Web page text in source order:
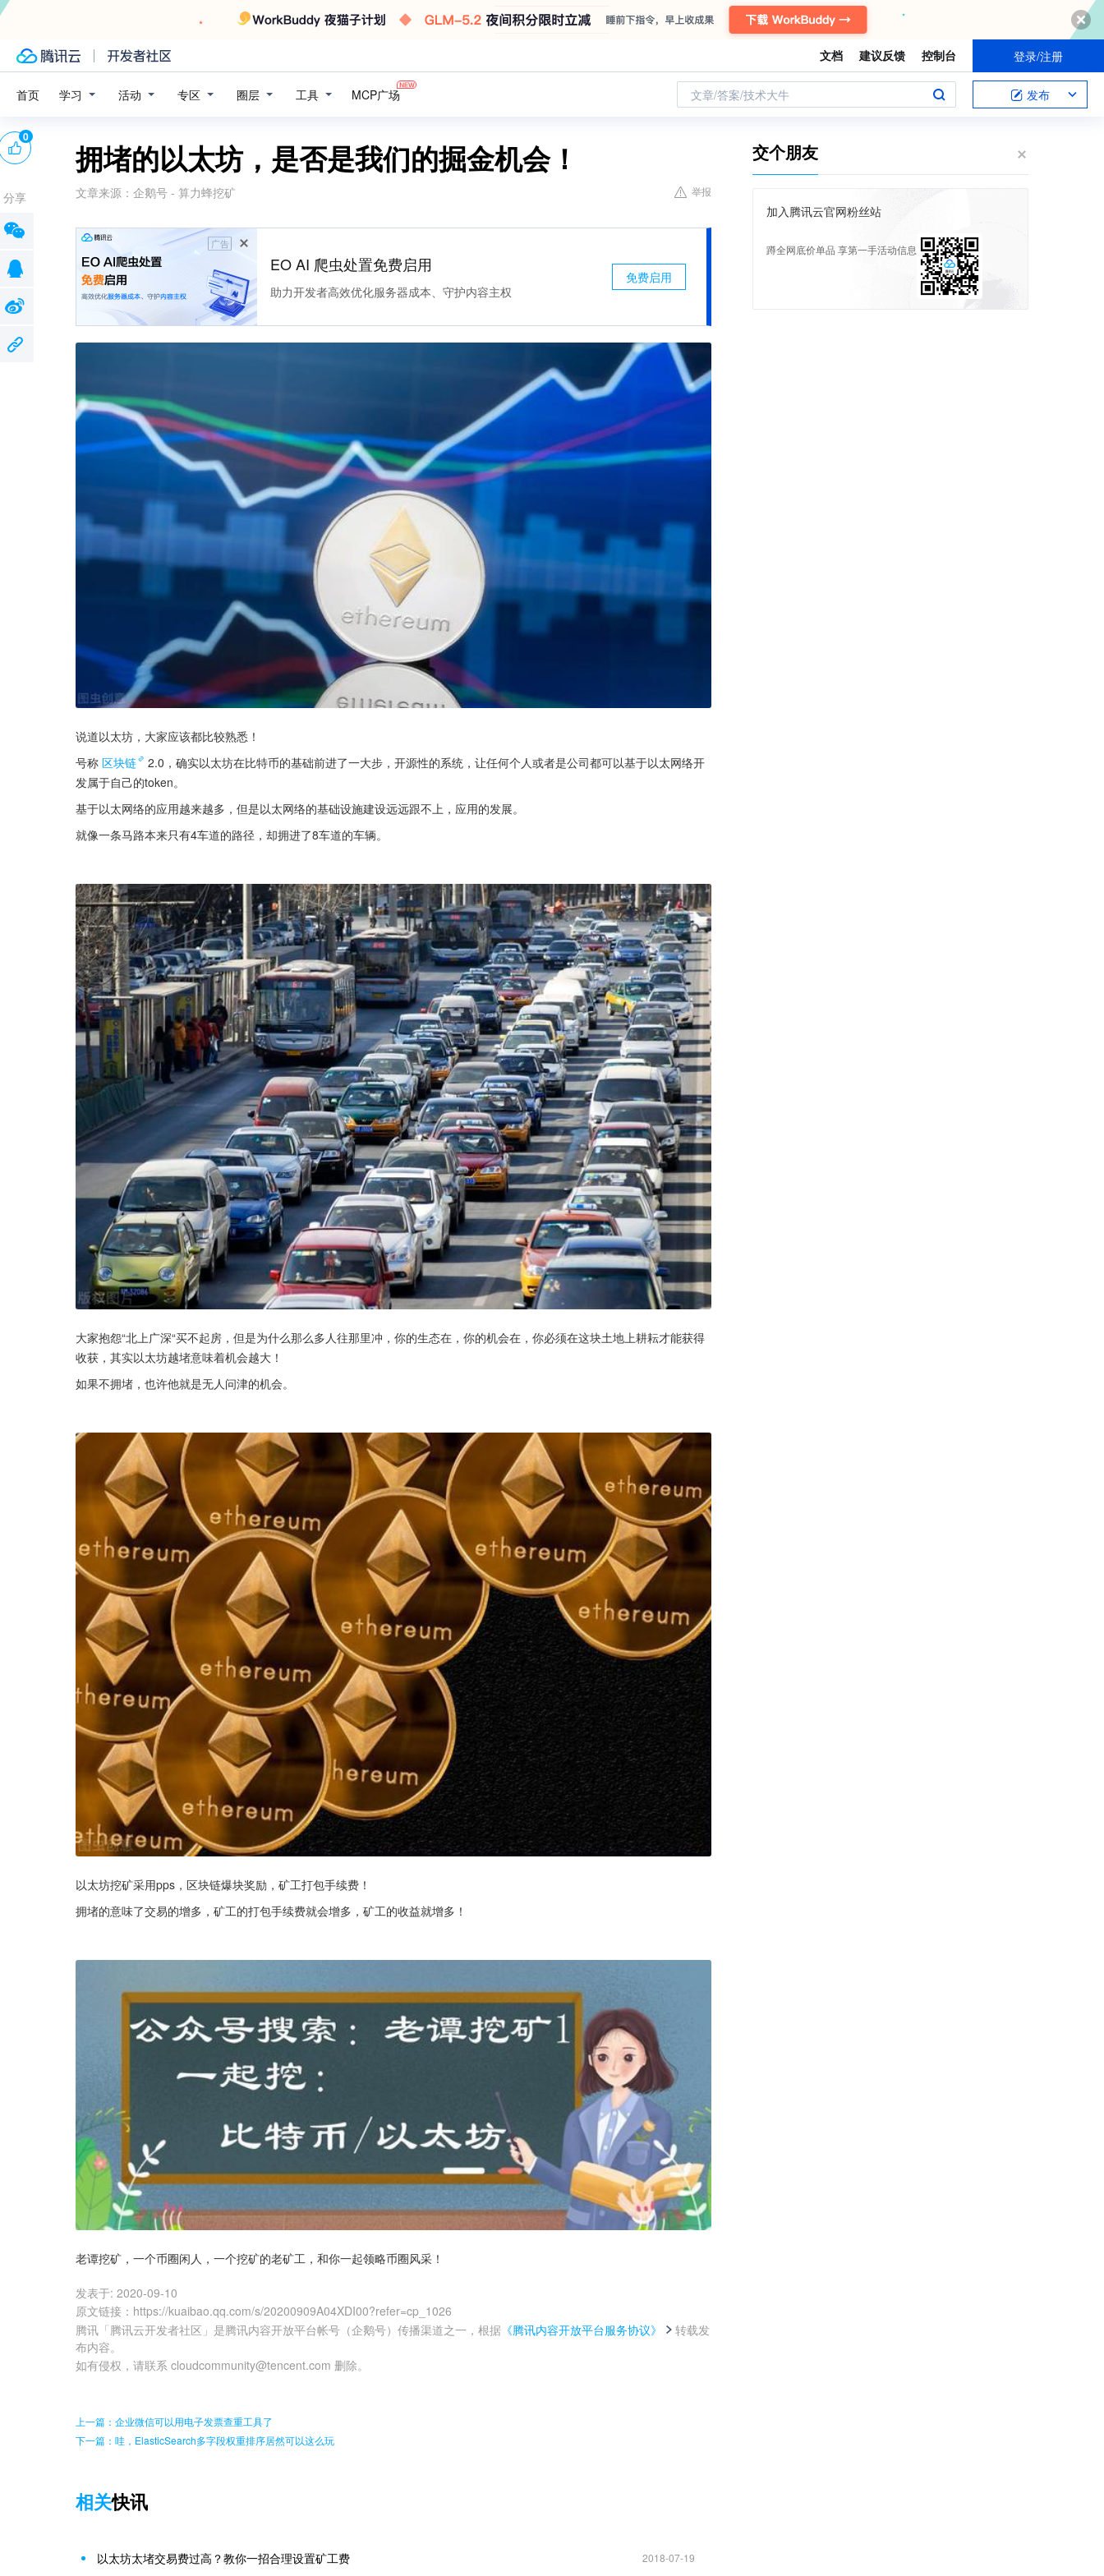
文档 建议反馈 控制台 登录/注册
首页 学习 活动 专区 圈层 工具 MCP广场 文章/答案/技术大牛 发布
拥堵的以太坊，是否是我们的掘金机会！
文章来源： 企鹅号 - 算力蜂挖矿 举报
广告
EO AI 爬虫处置免费启用
助力开发者高效优化服务器成本、守护内容主权
免费启用
说道以太坊，大家应该都比较熟悉！
号称 区块链
2.0，确实以太坊在比特币的基础前进了一大步，开源性的系统，让任何个人或者是公司都可以基于以太网络开
发属于自己的token。
基于以太网络的应用越来越多，但是以太网络的基础设施建设远远跟不上，应用的发展。
就像一条马路本来只有4车道的路径，却拥进了8车道的车辆。
大家抱怨“北上广深“买不起房，但是为什么那么多人往那里冲，你的生态在，你的机会在，你必须在这块土地上耕耘才能获得
收获，其实以太坊越堵意味着机会越大！
如果不拥堵，也许他就是无人问津的机会。
以太坊挖矿采用pps，区块链爆块奖励，矿工打包手续费！
拥堵的意味了交易的增多，矿工的打包手续费就会增多，矿工的收益就增多！
老谭挖矿，一个币圈闲人，一个挖矿的老矿工，和你一起领略币圈风采！
发表于: 2020-09-10
原文链接 ： https://kuaibao.qq.com/s/20200909A04XDI00?refer=cp_1026
腾讯「腾讯云开发者社区」是腾讯内容开放平台帐号（企鹅号）传播渠道之一，根据 《腾讯内容开放平台服务协议》
转载发
布内容。
如有侵权，请联系 cloudcommunity@tencent.com 删除。
0
分享
上一篇：企业微信可以用电子发票查重工具了
下一篇：哇，ElasticSearch多字段权重排序居然可以这么玩
相关快讯
以太坊太堵交易费过高？教你一招合理设置矿工费 2018-07-19
交个朋友
加入腾讯云官网粉丝站
蹲全网底价单品 享第一手活动信息